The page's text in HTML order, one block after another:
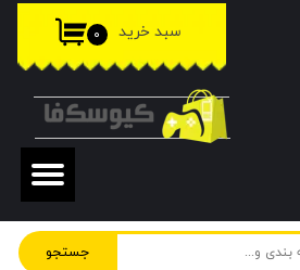
جستجو
۰ سبد خرید